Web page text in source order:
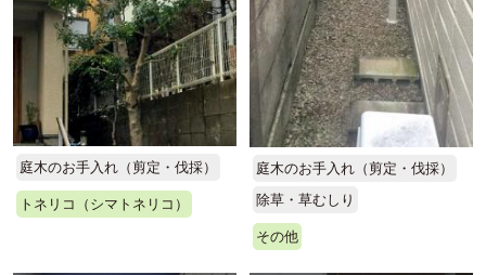
庭木のお手入れ（剪定・伐採）
トネリコ（シマトネリコ）
庭木のお手入れ（剪定・伐採）
除草・草むしり
その他